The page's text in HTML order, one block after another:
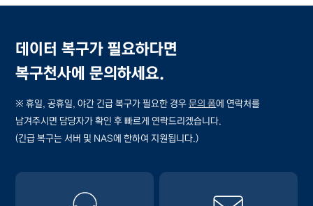
데이터 복구가 필요하다면
복구천사에 문의하세요.
※ 휴일, 공휴일, 야간 긴급 복구가 필요한 경우문의 폼에 연락처를
남겨주시면 담당자가 확인 후 빠르게 연락드리겠습니다.
(긴급 복구는 서버 및 NAS에 한하여 지원됩니다.)